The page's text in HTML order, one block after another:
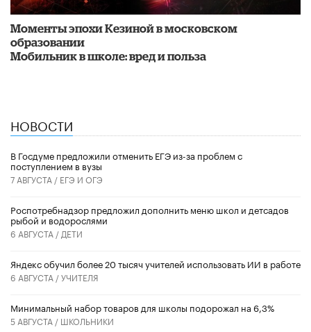
Моменты эпохи Кезиной в московском
образовании
Мобильник в школе: вред и польза
НОВОСТИ
В Госдуме предложили отменить ЕГЭ из-за проблем с
поступлением в вузы
7 АВГУСТА / ЕГЭ И ОГЭ
Роспотребнадзор предложил дополнить меню школ и детсадов
рыбой и водорослями
6 АВГУСТА / ДЕТИ
​Яндекс обучил более 20 тысяч учителей использовать ИИ в работе
6 АВГУСТА /УЧИТЕЛЯ
Минимальный набор товаров для школы подорожал на 6,3%
5 АВГУСТА / ШКОЛЬНИКИ